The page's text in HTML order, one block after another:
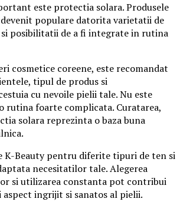
este protectia solara. Produsele
devenit populare datorita varietatii de
posibilitatii de a fi integrate in rutina
cosmetice coreene, este recomandat
tipul de produs si
cu nevoile pielii tale. Nu este
rutina foarte complicata. Curatarea,
solara reprezinta o baza buna
K-Beauty pentru diferite tipuri de ten si
necesitatilor tale. Alegerea
si utilizarea constanta pot contribui
ingrijit si sanatos al pielii.